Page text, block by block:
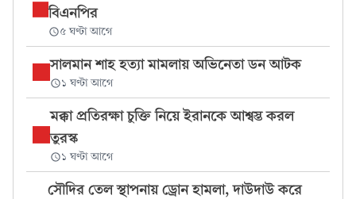
বিএনপির
৫ ঘণ্টা আগে
সালমান শাহ হত্যা মামলায় অভিনেতা ডন আটক
১ ঘণ্টা আগে
মক্কা প্রতিরক্ষা চুক্তি নিয়ে ইরানকে আশ্বস্ত করল
তুরস্ক
১ ঘণ্টা আগে
সৌদির তেল স্থাপনায় ড্রোন হামলা, দাউদাউ করে